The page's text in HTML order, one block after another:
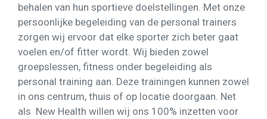
behalen van hun sportieve doelstellingen. Met onze
persoonlijke begeleiding van de personal trainers
zorgen wij ervoor dat elke sporter zich beter gaat
voelen en/of fitter wordt. Wij bieden zowel
groepslessen, fitness onder begeleiding als
personal training aan. Deze trainingen kunnen zowel
in ons centrum, thuis of op locatie doorgaan. Net
als New Health willen wij ons 100% inzetten voor